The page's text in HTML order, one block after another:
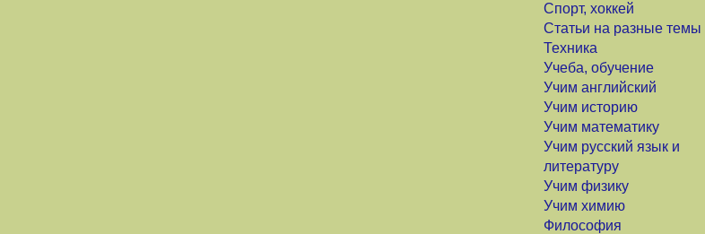
Спорт, хоккей
Статьи на разные темы
Техника
Учеба, обучение
Учим английский
Учим историю
Учим математику
Учим русский язык и
литературу
Учим физику
Учим химию
Философия